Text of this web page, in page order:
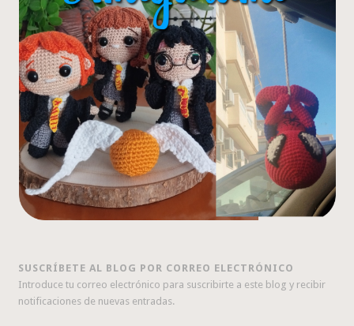
SUSCRÍBETE AL BLOG POR CORREO ELECTRÓNICO
Introduce tu correo electrónico para suscribirte a este blog y recibir
notificaciones de nuevas entradas.